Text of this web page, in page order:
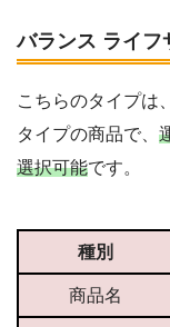
バランス ライフ
こちらのタイプは
タイプの商品で、
選択可能です。
種別
商品名